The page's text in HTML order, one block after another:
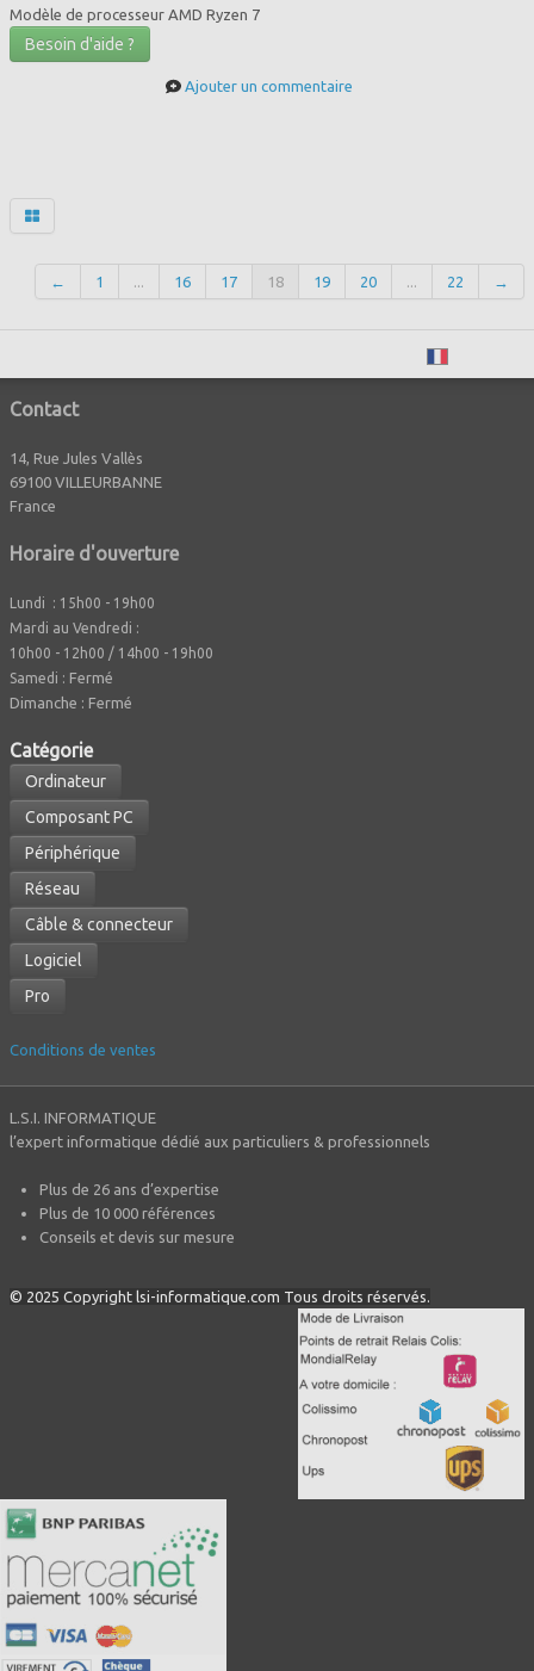
Modèle de processeur AMD Ryzen 7
Besoin d'aide ?
Ajouter un commentaire
← 1 ... 16 17 18 19 20 ... 22 →
Contact
14, Rue Jules Vallès
69100 VILLEURBANNE
France
Horaire d'ouverture
Lundi : 15h00 - 19h00
Mardi au Vendredi :
10h00 - 12h00 / 14h00 - 19h00
Samedi : Fermé
Dimanche : Fermé
Catégorie
Ordinateur
Composant PC
Périphérique
Réseau
Câble & connecteur
Logiciel
Pro
Conditions de ventes
L.S.I. INFORMATIQUE
l’expert informatique dédié aux particuliers & professionnels
Plus de 26 ans d’expertise
Plus de 10 000 références
Conseils et devis sur mesure
© 2025 Copyright lsi-informatique.com Tous droits réservés.